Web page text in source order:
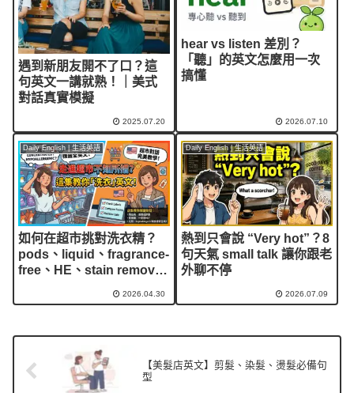
遇到新朋友開不了口？這
句英文一講就熟！｜美式
對話真實模擬
2025.07.20
hear vs listen 差別？
「聽」的英文怎麼用一次
搞懂
2026.07.10
Daily English | 生活英語
如何在超市挑對洗衣精？
pods、liquid、fragrance-
free、HE、stain remover
2026.04.30
Daily English | 生活英語
熱到只會說 “Very hot”？8
句天氣 small talk 讓你跟老
外聊不停
2026.07.09
【美髮店英文】剪髮、染髮、燙髮必備句
型